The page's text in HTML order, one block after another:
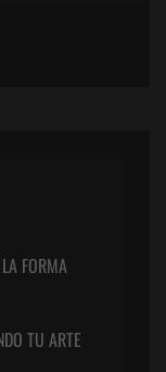
FORMA
TU ARTE